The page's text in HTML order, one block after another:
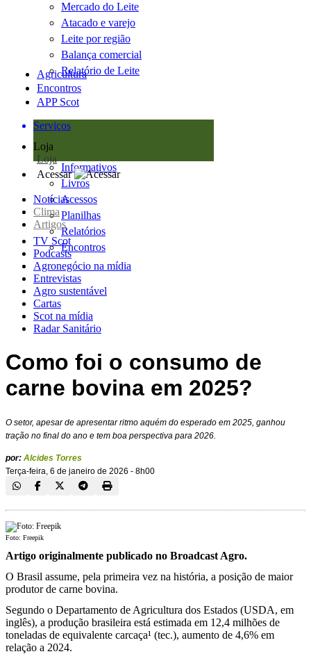
Mercado do Leite
Atacado e varejo
Leite por região
Balança comercial
Relatório de Leite
Agricultura
Encontros
APP Scot
Serviços
Loja
Loja
Informativos
Livros
Acessos
Planilhas
Relatórios
Encontros
Acessar
Notícias
Clima
Artigos
TV Scot
Podcasts
Agronegócio na mídia
Entrevistas
Agro sustentável
Cartas
Scot na mídia
Radar Sanitário
Como foi o consumo de
carne bovina em 2025?
O setor, apesar de apresentar ritmo aquém do esperado em 2025, ganhou
tração no final do ano e tem boa perspectiva para 2026.
por: Alcides Torres
Terça-feira, 6 de janeiro de 2026 - 8h00
Foto: Freepik
Artigo originalmente publicado no Broadcast Agro.
O Brasil assume, pela primeira vez na história, a posição de maior
produtor de carne bovina.
Segundo o Departamento de Agricultura dos Estados (USDA, em
inglês), a produção brasileira está estimada em 12,4 milhões de
toneladas de equivalente carcaça¹ (tec.), aumento de 4,6% em
relação a 2024.